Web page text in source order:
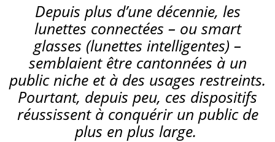
Depuis plus d’une décennie, les
lunettes connectées – ou smart
glasses (lunettes intelligentes) –
semblaient être cantonnées à un
public niche et à des usages restreints.
Pourtant, depuis peu, ces dispositifs
réussissent à conquérir un public de
plus en plus large.